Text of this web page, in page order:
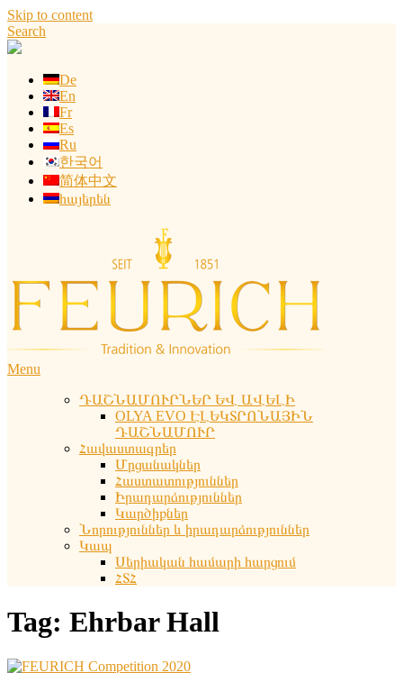
Skip to content
Search
De
En
Fr
Es
Ru
한국어
简体中文
հայերեն
Menu
ԴԱՇՆԱՄՈՒՐՆԵՐ ԵՎ ԱՎԵԼԻ
OLYA EVO ԷԼԵԿՏՐՈՆԱՅԻՆ
ԴԱՇՆԱՄՈՒՐ
Հավաստագրեր
Մրցանակներ
Հաստատություններ
Իրադարձություններ
Կարծիքներ
Նորություններ և իրադարձություններ
Կապ
Սերիական համարի հարցում
ՀՏՀ
Tag: Ehrbar Hall